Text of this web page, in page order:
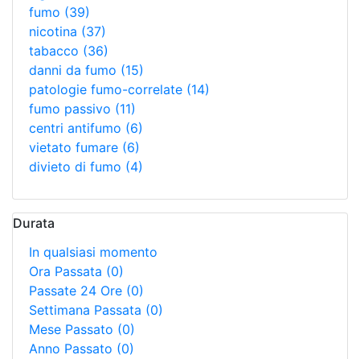
fumo (39)
nicotina (37)
tabacco (36)
danni da fumo (15)
patologie fumo-correlate (14)
fumo passivo (11)
centri antifumo (6)
vietato fumare (6)
divieto di fumo (4)
Durata
In qualsiasi momento
Ora Passata (0)
Passate 24 Ore (0)
Settimana Passata (0)
Mese Passato (0)
Anno Passato (0)